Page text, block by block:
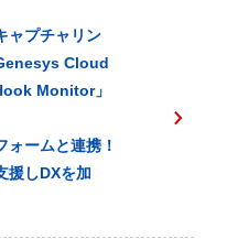
ャプチャリン
Cloud
Monitor」
ームと連携！
援しDXを加